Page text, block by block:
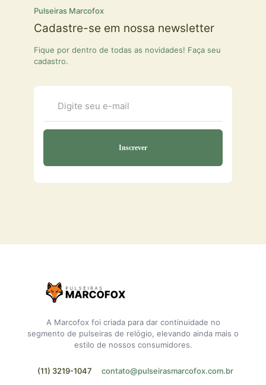
Pulseiras Marcofox
Cadastre-se em nossa newsletter
Fique por dentro de todas as novidades! Faça seu
cadastro.
A Marcofox foi criada para dar continuidade no
segmento de pulseiras de relógio, elevando ainda mais o
estilo de nossos consumidores.
(11) 3219-1047 contato@pulseirasmarcofox.com.br